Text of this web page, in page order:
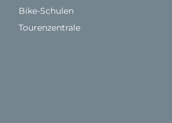
Bike-Schulen
Tourenzentrale